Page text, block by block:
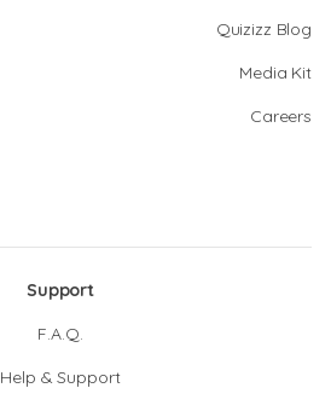
Quizizz Blog
Media Kit
Careers
Support
F.A.Q.
Help & Support